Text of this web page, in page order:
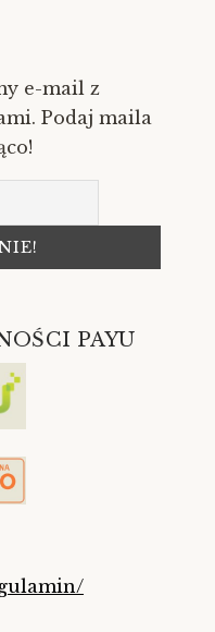
e-mail z
Podaj maila
PAYU